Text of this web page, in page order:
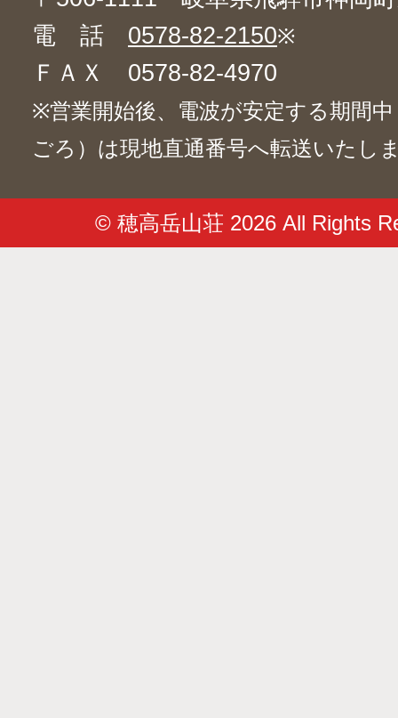
電 話 0578-82-2150※
ＦＡＸ 0578-82-4970
※営業開始後、電波が安定する期間中
ごろ）は現地直通番号へ転送いたし
© 穂高岳山荘 2026 All Rights